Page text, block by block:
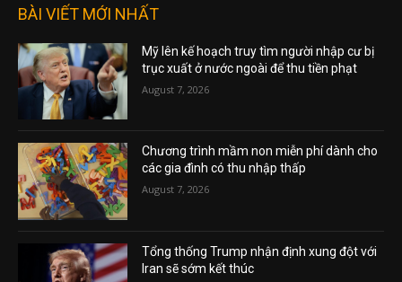
BÀI VIẾT MỚI NHẤT
Mỹ lên kế hoạch truy tìm người nhập cư bị
trục xuất ở nước ngoài để thu tiền phạt
August 7, 2026
Chương trình mầm non miễn phí dành cho
các gia đình có thu nhập thấp
August 7, 2026
Tổng thống Trump nhận định xung đột với
Iran sẽ sớm kết thúc